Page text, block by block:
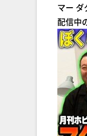
マー ダ
配信中